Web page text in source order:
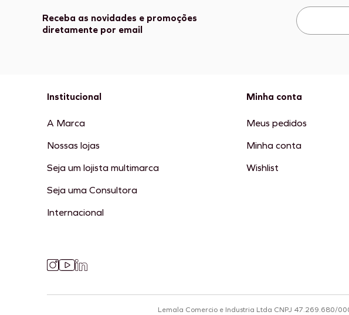
Receba as novidades e promoções
diretamente por email
Institucional
A Marca
Nossas lojas
Seja um lojista multimarca
Seja uma Consultora
Internacional
Minha conta
Meus pedidos
Minha conta
Wishlist
Lemala Comercio e Industria Ltda CNPJ 47.269.680/